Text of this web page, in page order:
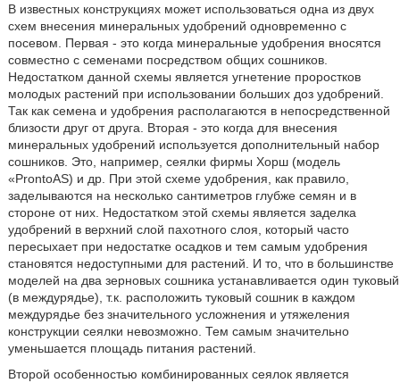
В известных конструкциях может использоваться одна из двух
схем внесения минеральных удобрений одновременно с
посевом. Первая - это когда минеральные удобрения вносятся
совместно с семенами посредством общих сошников.
Недостатком данной схемы является угнетение проростков
молодых растений при использовании больших доз удобрений.
Так как семена и удобрения располагаются в непосредственной
близости друг от друга. Вторая - это когда для внесения
минеральных удобрений используется дополнительный набор
сошников. Это, например, сеялки фирмы Хорш (модель
«ProntoAS) и др. При этой схеме удобрения, как правило,
заделываются на несколько сантиметров глубже семян и в
стороне от них. Недостатком этой схемы является заделка
удобрений в верхний слой пахотного слоя, который часто
пересыхает при недостатке осадков и тем самым удобрения
становятся недоступными для растений. И то, что в большинстве
моделей на два зерновых сошника устанавливается один туковый
(в междурядье), т.к. расположить туковый сошник в каждом
междурядье без значительного усложнения и утяжеления
конструкции сеялки невозможно. Тем самым значительно
уменьшается площадь питания растений.
Второй особенностью комбинированных сеялок является